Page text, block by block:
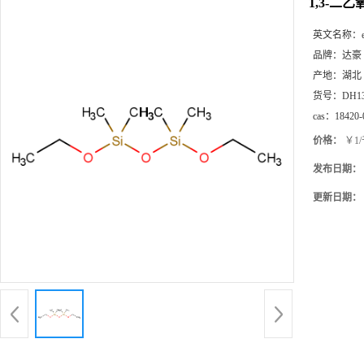
1,3-二乙
英文名称：
品牌： 达豪
产地： 湖北
货号：
cas：
价格： ￥
发布日期：
更新日期：